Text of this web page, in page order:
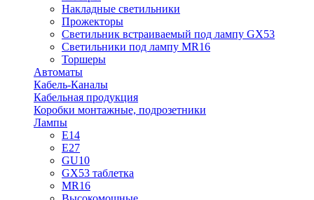
Накладные светильники
Прожекторы
Светильник встраиваемый под лампу GX53
Светильники под лампу MR16
Торшеры
Автоматы
Кабель-Каналы
Кабельная продукция
Коробки монтажные, подрозетники
Лампы
E14
E27
GU10
GX53 таблетка
MR16